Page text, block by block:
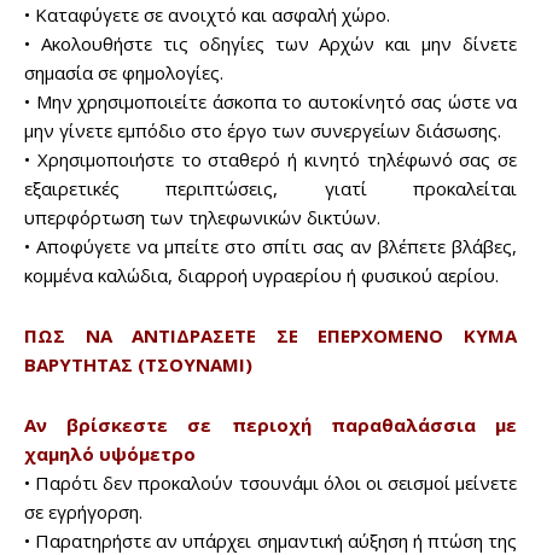
• Καταφύγετε σε ανοιχτό και ασφαλή χώρο.
• Ακολουθήστε τις οδηγίες των Αρχών και μην δίνετε
σημασία σε φημολογίες.
• Μην χρησιμοποιείτε άσκοπα το αυτοκίνητό σας ώστε να
μην γίνετε εμπόδιο στο έργο των συνεργείων διάσωσης.
• Χρησιμοποιήστε το σταθερό ή κινητό τηλέφωνό σας σε
εξαιρετικές περιπτώσεις, γιατί προκαλείται
υπερφόρτωση των τηλεφωνικών δικτύων.
• Αποφύγετε να μπείτε στο σπίτι σας αν βλέπετε βλάβες,
κομμένα καλώδια, διαρροή υγραερίου ή φυσικού αερίου.
ΠΩΣ ΝΑ ΑΝΤΙΔΡΑΣΕΤΕ ΣΕ ΕΠΕΡΧΟΜΕΝΟ ΚΥΜΑ
ΒΑΡΥΤΗΤΑΣ (ΤΣΟΥΝΑΜΙ)
Αν βρίσκεστε σε περιοχή παραθαλάσσια με
χαμηλό υψόμετρο
• Παρότι δεν προκαλούν τσουνάμι όλοι οι σεισμοί μείνετε
σε εγρήγορση.
• Παρατηρήστε αν υπάρχει σημαντική αύξηση ή πτώση της